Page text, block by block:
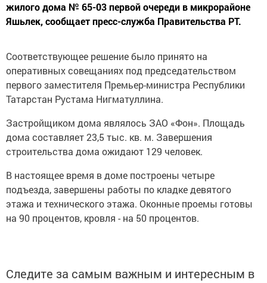
жилого дома № 65-03 первой очереди в микрорайоне
Яшьлек, сообщает пресс-служба Правительства РТ.
Соответствующее решение было принято на
оперативных совещаниях под председательством
первого заместителя Премьер-министра Республики
Татарстан Рустама Нигматуллина.
Застройщиком дома являлось ЗАО «Фон». Площадь
дома составляет 23,5 тыс. кв. м. Завершения
строительства дома ожидают 129 человек.
В настоящее время в доме построены четыре
подъезда, завершены работы по кладке девятого
этажа и технического этажа. Оконные проемы готовы
на 90 процентов, кровля - на 50 процентов.
Следите за самым важным и интересным в